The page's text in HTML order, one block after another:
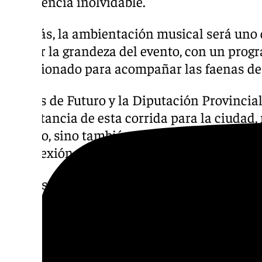
Además, la ambientación musical será
realzar la grandeza del evento, con un
seleccionado para acompañar las faenas
Lances de Futuro y la Diputación
importancia de esta corrida para la
taurino, sino también como un punto de
la conexión de Málaga con el arte de Pablo
La presentación oficial de este
próximas semanas, con más detalles sobre